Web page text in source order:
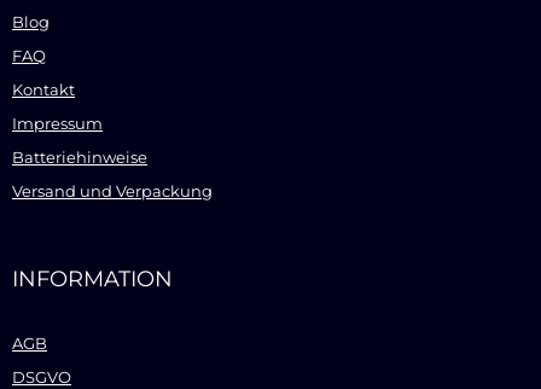
Blog
FAQ
Kontakt
Impressum
Batteriehinweise
Versand und Verpackung
INFORMATION
AGB
DSGVO